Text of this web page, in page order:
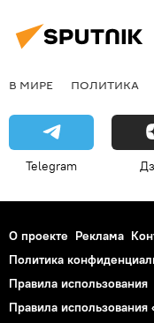
В МИРЕ ПОЛИТИКА
Telegram
О проекте Реклама
Политика
Правила использования
Правила использования